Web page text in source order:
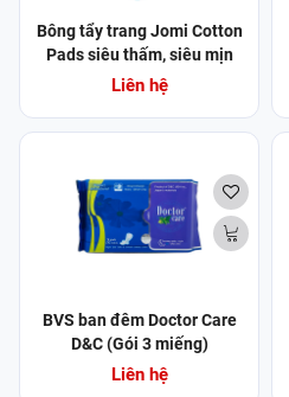
Bông tẩy trang Jomi Cotton
Pads siêu thấm, siêu mịn
(120 miếng)
Liên hệ
BVS ban đêm Doctor Care
D&C (Gói 3 miếng)
Liên hệ